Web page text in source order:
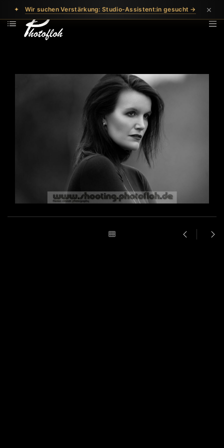
✦ Wir suchen Verstärkung: Studio-Assistent:in gesucht → ×